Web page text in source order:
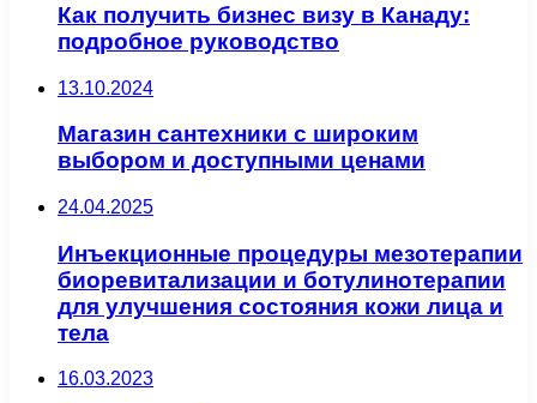
Как получить бизнес визу в Канаду:
подробное руководство
13.10.2024
Магазин сантехники с широким
выбором и доступными ценами
24.04.2025
Инъекционные процедуры мезотерапии
биоревитализации и ботулинотерапии
для улучшения состояния кожи лица и
тела
16.03.2023